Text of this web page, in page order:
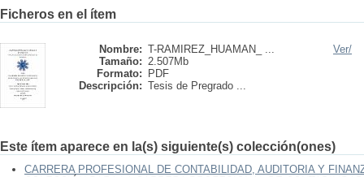
Ficheros en el ítem
Nombre: T-RAMIREZ_HUAMAN_ ...
Tamaño: 2.507Mb
Formato:
PDF
Descripción: Tesis de Pregrado ...
Ver/
Este ítem aparece en la(s) siguiente(s) colección(ones)
CARRERA PROFESIONAL DE CONTABILIDAD, AUDITORIA Y